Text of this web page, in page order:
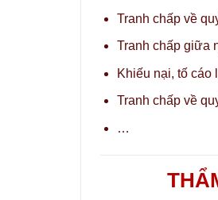
Tranh chấp về
Tranh chấp giữa
Khiếu nại, tố cáo
Tranh chấp về
…